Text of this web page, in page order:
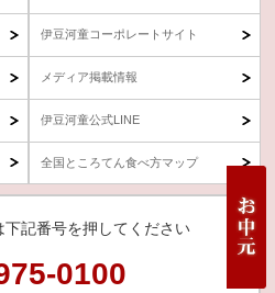
伊豆河童コーポレートサイト
メディア掲載情報
伊豆河童公式LINE
全国ところてん食べ方マップ
下記番号を押してください
0100